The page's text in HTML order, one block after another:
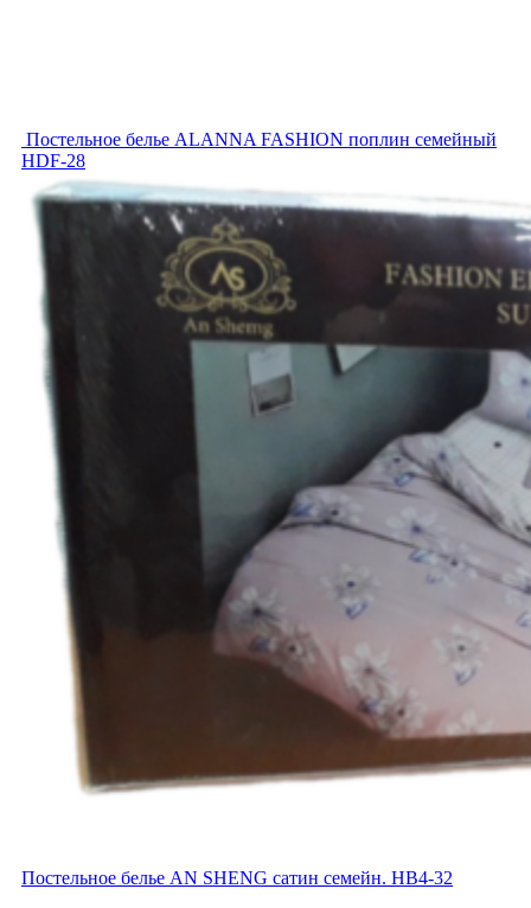
Постельное белье ALANNA FASHION поплин семейный
HDF-28
Постельное белье AN SHENG сатин семейн. HB4-32